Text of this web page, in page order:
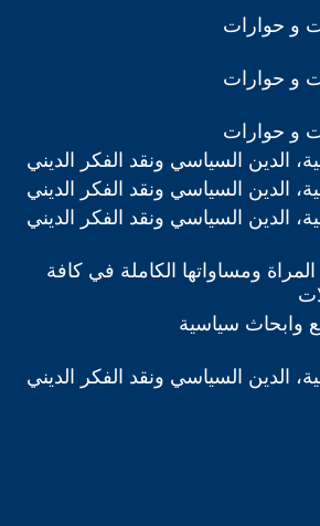
و حوارات
و حوارات
و حوارات
الدين السياسي ونقد الفكر الديني
الدين السياسي ونقد الفكر الديني
الدين السياسي ونقد الفكر الديني
ومساواتها الكاملة في كافة
وابحاث سياسية
الدين السياسي ونقد الفكر الديني